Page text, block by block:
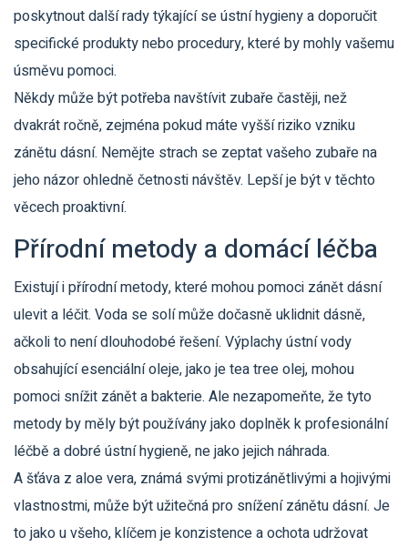
poskytnout další rady týkající se ústní hygieny a doporučit
specifické produkty nebo procedury, které by mohly vašemu
úsměvu pomoci.
Někdy může být potřeba navštívit zubaře častěji, než
dvakrát ročně, zejména pokud máte vyšší riziko vzniku
zánětu dásní. Nemějte strach se zeptat vašeho zubaře na
jeho názor ohledně četnosti návštěv. Lepší je být v těchto
věcech proaktivní.
Přírodní metody a domácí léčba
Existují i přírodní metody, které mohou pomoci zánět dásní
ulevit a léčit. Voda se solí může dočasně uklidnit dásně,
ačkoli to není dlouhodobé řešení. Výplachy ústní vody
obsahující esenciální oleje, jako je tea tree olej, mohou
pomoci snížit zánět a bakterie. Ale nezapomeňte, že tyto
metody by měly být používány jako doplněk k profesionální
léčbě a dobré ústní hygieně, ne jako jejich náhrada.
A šťáva z aloe vera, známá svými protizánětlivými a hojivými
vlastnostmi, může být užitečná pro snížení zánětu dásní. Je
to jako u všeho, klíčem je konzistence a ochota udržovat